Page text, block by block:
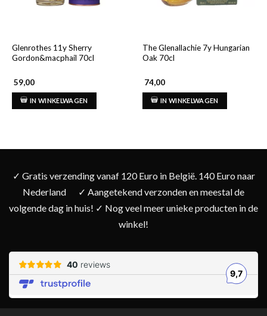
Glenrothes 11y Sherry
Gordon&macphail 70cl
59,00
IN WINKELWAGEN
The Glenallachie 7y Hungarian
Oak 70cl
74,00
IN WINKELWAGEN
✓ Gratis verzending vanaf 120 Euro in België. 140 Euro naar
Nederland
✓ Aangetekend verzonden en meestal de
volgende dag in huis! ✓ Nog veel meer unieke producten in de
winkel!